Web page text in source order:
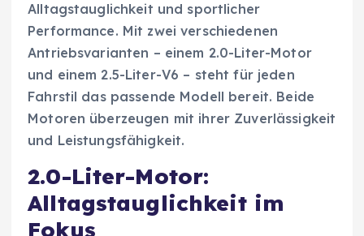
Alltagstauglichkeit und sportlicher
Performance. Mit zwei verschiedenen
Antriebsvarianten – einem 2.0-Liter-Motor
und einem 2.5-Liter-V6 – steht für jeden
Fahrstil das passende Modell bereit. Beide
Motoren überzeugen mit ihrer Zuverlässigkeit
und Leistungsfähigkeit.
2.0-Liter-Motor:
Alltagstauglichkeit im
Fokus